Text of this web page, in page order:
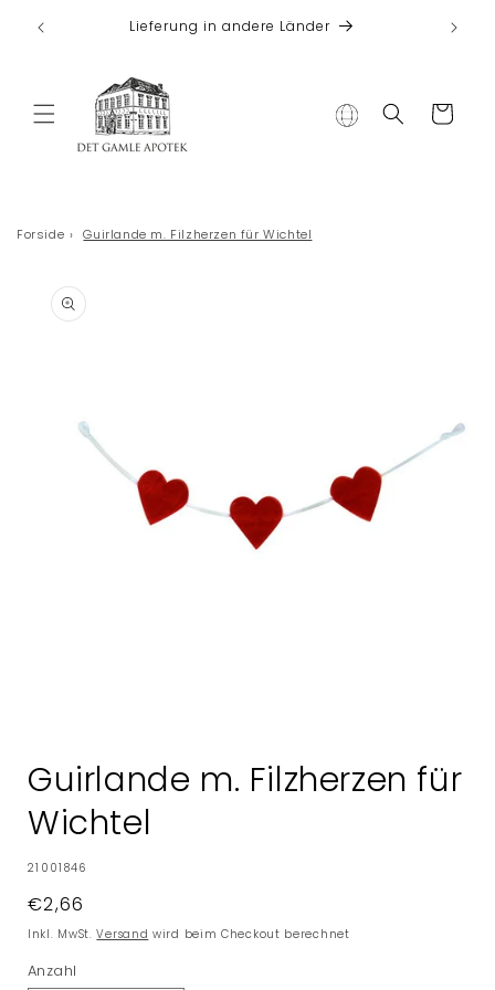
Inhalt
Lieferung in andere Länder
Warenkorb
Forside › Guirlande m. Filzherzen für Wichtel
Modal
öffnen
Guirlande m. Filzherzen für
Wichtel
SKU:
21001846
Normaler
Preis
€2,66
Inkl. MwSt.Versand wird beim Checkout berechnet
Anzahl